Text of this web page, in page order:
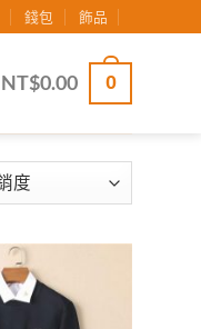
錢包 飾品
NT$0.00 0
Add to
wishlist